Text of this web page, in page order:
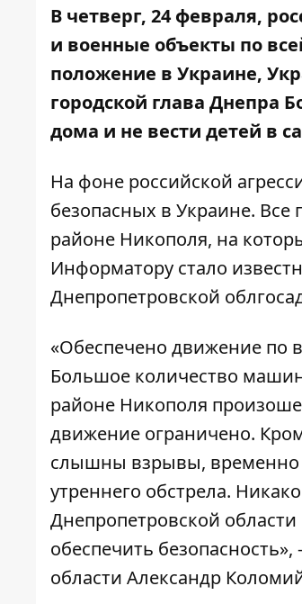
В четверг, 24 февраля,
и военные объекты по
положение в Украине,
городской глава Днепра
дома и не вести детей в
На фоне российской
безопасных в Украине.
районе Никополя, на
Информатору стало
Днепропетровской
«Обеспечено движение по
Большое количество
районе Никополя
движение ограничено.
слышны взрывы, временно
утреннего обстрела.
Днепропетровской
обеспечить
области Александр